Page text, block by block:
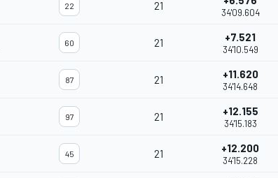
22 21
34'09.604
60 21 +7.521
34'10.549
87 21 +11.620
34'14.648
97 21 +12.155
34'15.183
45 21 +12.200
34'15.228